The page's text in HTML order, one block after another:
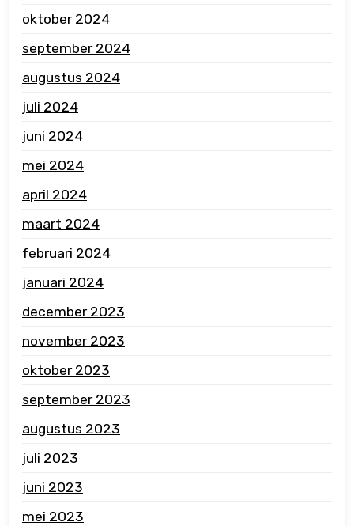
oktober 2024
september 2024
augustus 2024
juli 2024
juni 2024
mei 2024
april 2024
maart 2024
februari 2024
januari 2024
december 2023
november 2023
oktober 2023
september 2023
augustus 2023
juli 2023
juni 2023
mei 2023